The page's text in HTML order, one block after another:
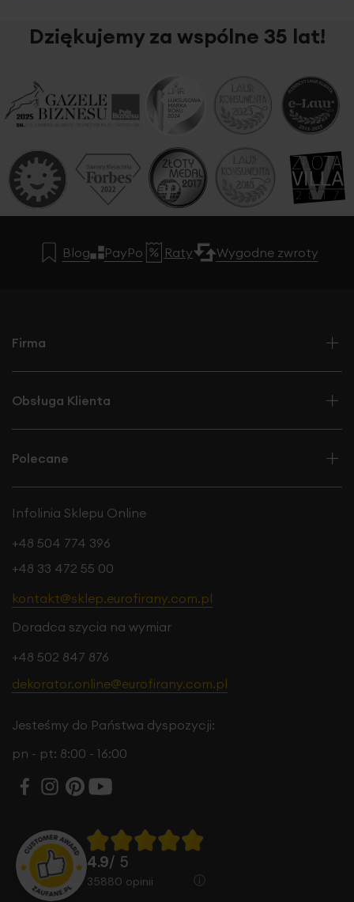
Dziękujemy za wspólne 35 lat!
Blog PayPo Raty Wygodne zwroty
Firma
Obsługa Klienta
Polecane
Infolinia Sklepu Online
+48 504 774 396
+48 33 472 55 00
kontakt@sklep.eurofirany.com.pl
Doradca szycia na wymiar
+48 502 847 876
dekorator.online@eurofirany.com.pl
Jesteśmy do Państwa dyspozycji:
pn - pt: 8:00 - 16:00
4.9/ 5
35880 opinii